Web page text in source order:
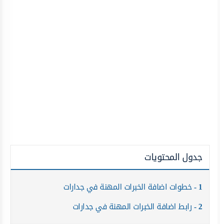
جدول المحتويات
1 خطوات اضافة الخبرات المهنة في جدارات
2 رابط اضافة الخبرات المهنة في جدارات